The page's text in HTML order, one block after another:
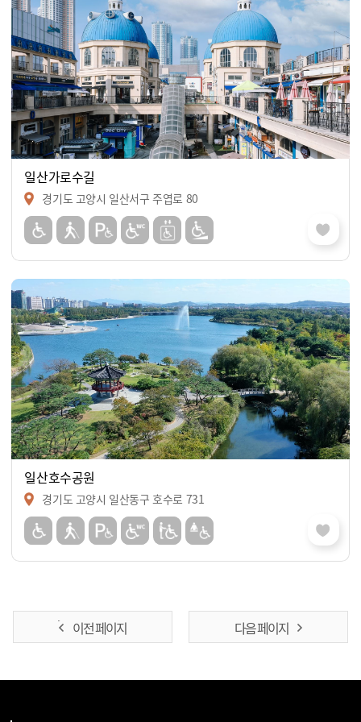
일산가로수길
경기도 고양시 일산서구 주엽로 80
일산호수공원
경기도 고양시 일산동구 호수로 731
이전 페이지 다음 페이지